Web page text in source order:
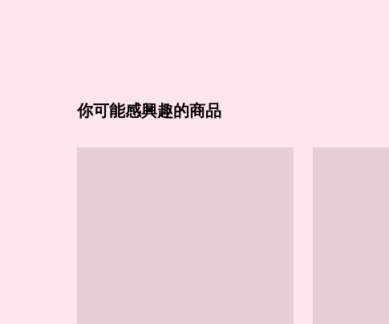
你可能感興趣的商品